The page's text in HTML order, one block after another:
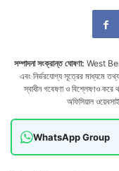
সম্পাদনা সংক্রান্ত ঘোষণা: West
এবং নির্ভরযোগ্য সূত্রের মাধ্যমে
স্বাধীন গবেষণা ও বিশ্লেষণও
অফিসিয়াল
WhatsApp Group